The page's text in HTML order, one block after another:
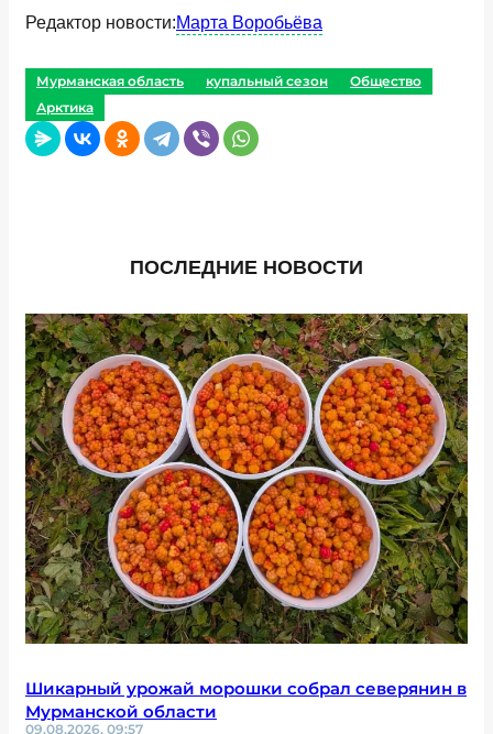
Редактор новости:Марта Воробьёва
Мурманская область купальный сезон
Общество
Арктика
ПОСЛЕДНИЕ НОВОСТИ
Шикарный урожай морошки собрал северянин в
Мурманской области
09.08.2026, 09:57